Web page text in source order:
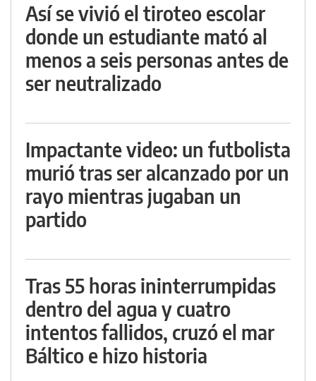
Así se vivió el tiroteo escolar
donde un estudiante mató al
menos a seis personas antes de
ser neutralizado
Impactante video: un futbolista
murió tras ser alcanzado por un
rayo mientras jugaban un
partido
Tras 55 horas ininterrumpidas
dentro del agua y cuatro
intentos fallidos, cruzó el mar
Báltico e hizo historia